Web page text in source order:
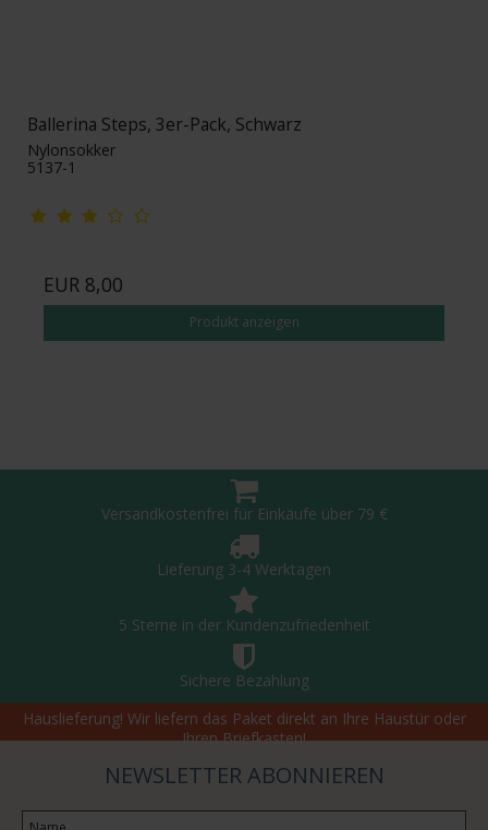
Ballerina Steps, 3er-Pack, Schwarz
Nylonsokker
5137-1
EUR 8,00
Produkt anzeigen
Versandkostenfrei für Einkäufe über 79 €
Lieferung 3-4 Werktagen
5 Sterne in der Kundenzufriedenheit
Sichere Bezahlung
Hauslieferung! Wir liefern das Paket direkt an Ihre Haustür oder
Ihren Briefkasten!
NEWSLETTER ABONNIEREN